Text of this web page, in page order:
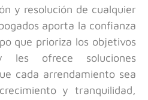
y resolución de cualquier
aporta la confianza
que prioriza los objetivos
ofrece soluciones
cada arrendamiento sea
y tranquilidad,